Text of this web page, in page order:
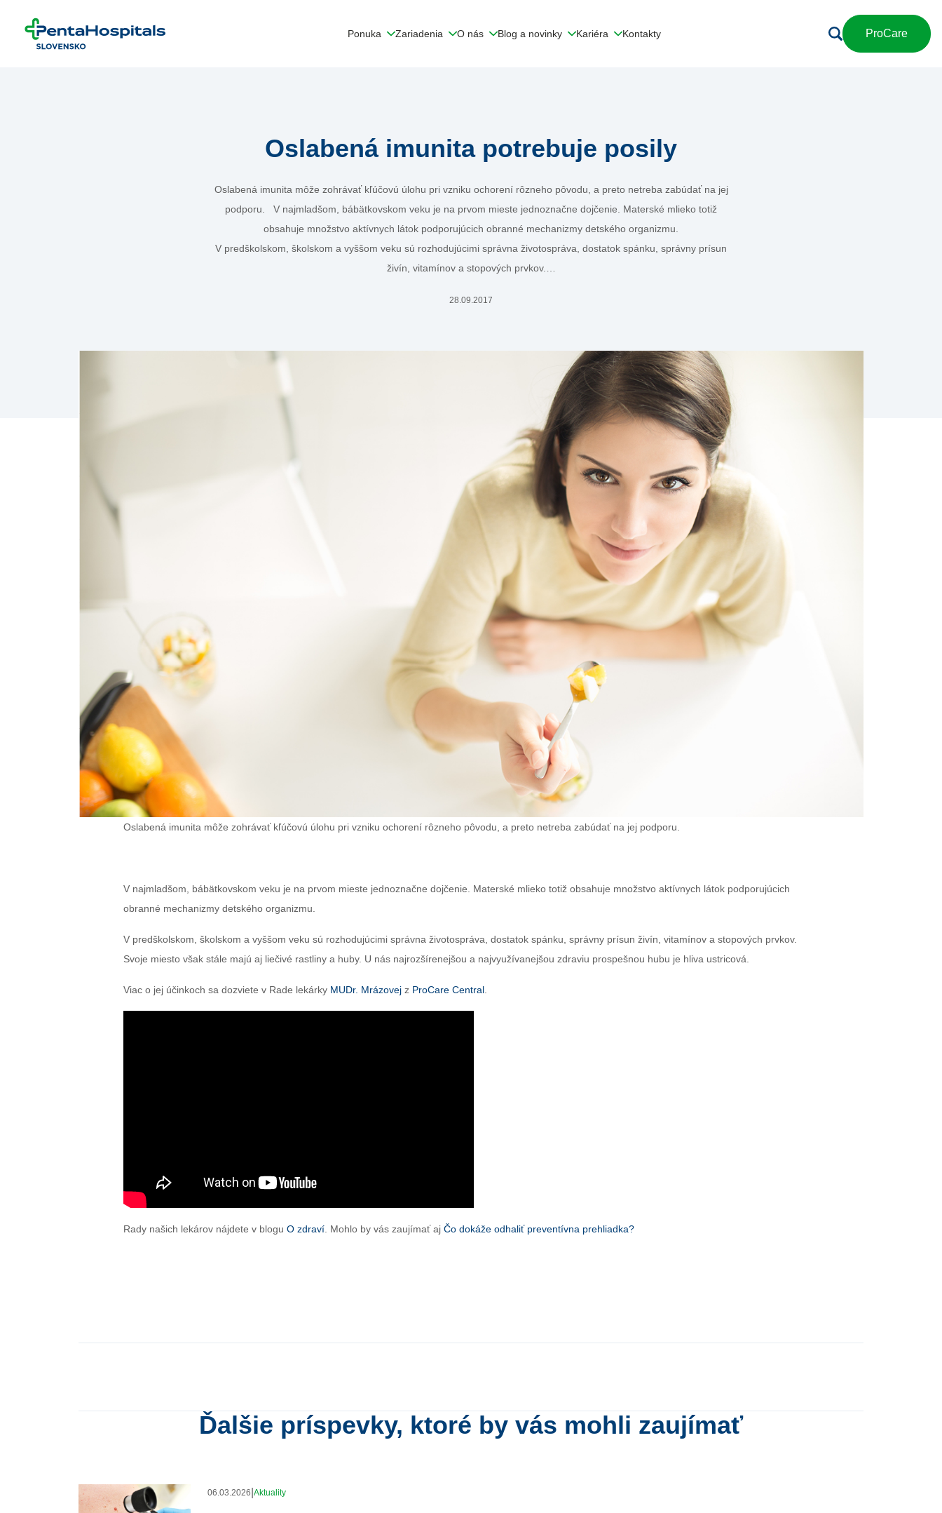
Ponuka Zariadenia O nás Blog a novinky Kariéra Kontakty ProCare
Oslabená imunita potrebuje posily
Oslabená imunita môže zohrávať kľúčovú úlohu pri vzniku ochorení rôzneho pôvodu, a preto netreba zabúdať na jej
podporu. V najmladšom, bábätkovskom veku je na prvom mieste jednoznačne dojčenie. Materské mlieko totiž
obsahuje množstvo aktívnych látok podporujúcich obranné mechanizmy detského organizmu.
V predškolskom, školskom a vyššom veku sú rozhodujúcimi správna životospráva, dostatok spánku, správny prísun
živín, vitamínov a stopových prvkov.…
28.09.2017
Oslabená imunita môže zohrávať kľúčovú úlohu pri vzniku ochorení rôzneho pôvodu, a preto netreba zabúdať na jej podporu.
V najmladšom, bábätkovskom veku je na prvom mieste jednoznačne dojčenie. Materské mlieko totiž obsahuje množstvo aktívnych látok podporujúcich
obranné mechanizmy detského organizmu.
V predškolskom, školskom a vyššom veku sú rozhodujúcimi správna životospráva, dostatok spánku, správny prísun živín, vitamínov a stopových prvkov.
Svoje miesto však stále majú aj liečivé rastliny a huby. U nás najrozšírenejšou a najvyužívanejšou zdraviu prospešnou hubu je hliva ustricová.
Viac o jej účinkoch sa dozviete v Rade lekárky MUDr. Mrázovej z ProCare Central
Rady našich lekárov nájdete v blogu O zdraví . Mohlo by vás zaujímať aj Čo dokáže odhaliť preventívna prehliadka?
Ďalšie príspevky, ktoré by vás mohli zaujímať
06.03.2026 Aktuality